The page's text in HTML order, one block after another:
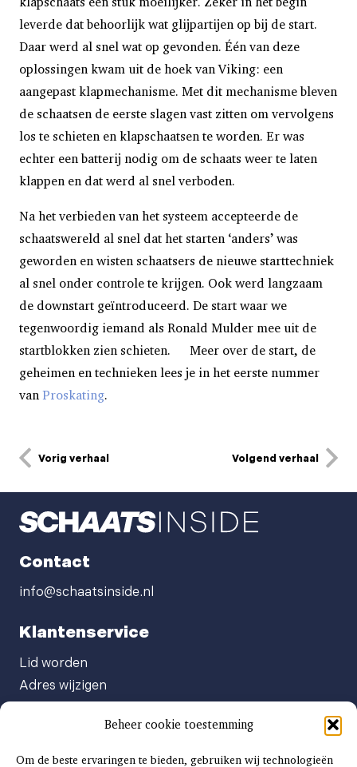
Beheer cookie toestemming
Om de beste ervaringen te bieden, gebruiken wij technologieën
leverde dat behoorlijk wat glijpartijen op bij de start.
Daar werd al snel wat op gevonden. Één van deze
oplossingen kwam uit de hoek van Viking: een
aangepast klapmechanisme. Met dit mechanisme bleven
de schaatsen de eerste slagen vast zitten om vervolgens
los te schieten en klapschaatsen te worden. Er was
echter een batterij nodig om de schaats weer te laten
klappen en dat werd al snel verboden.
Na het verbieden van het systeem accepteerde de
schaatswereld al snel dat het starten ‘anders’ was
geworden en wisten schaatsers de nieuwe starttechniek
al snel onder controle te krijgen. Ook werd langzaam
de downstart geïntroduceerd. De start waar we
tegenwoordig iemand als Ronald Mulder mee uit de
startblokken zien schieten. Meer over de start, de
geheimen en technieken lees je in het eerste nummer
van Proskating.
Vorig verhaal Volgend verhaal
Contact
info@schaatsinside.nl
Klantenservice
Lid worden
Adres wijzigen
Abonnement opzeggen
Afgeven automatische incasso